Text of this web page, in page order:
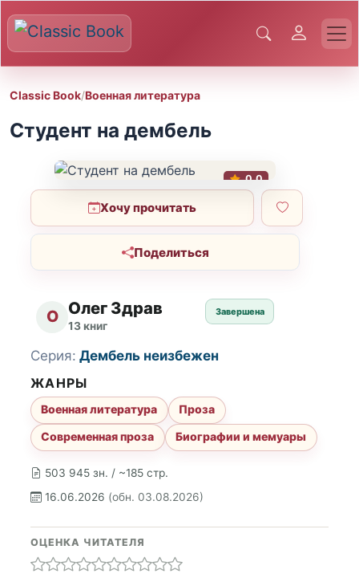
Classic Book/Военная литература
Студент на дембель
0.0
Хочу прочитать
Поделиться
О Олег Здрав
13 книг
Завершена
503 945 зн. / ~185 стр.
16.06.2026 (обн. 03.08.2026)
Серия: Дембель неизбежен
ЖАНРЫ
Военная литература
Проза
Современная проза
Биографии и мемуары
ОЦЕНКА ЧИТАТЕЛЯ